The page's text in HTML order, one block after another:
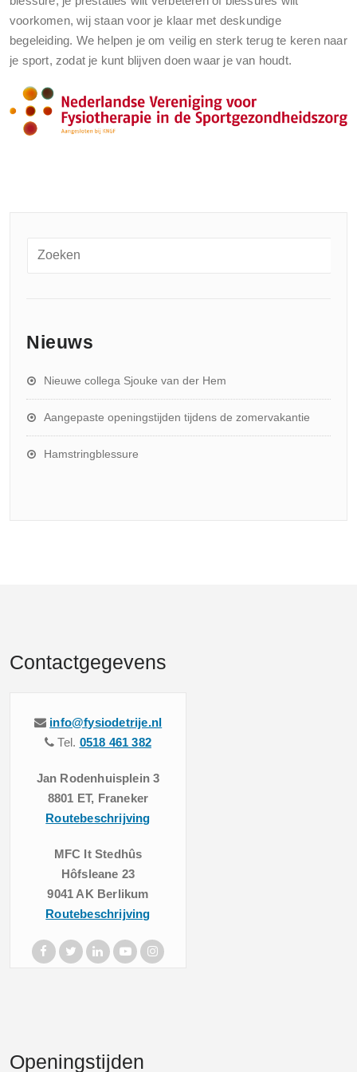
voorkomen, wij staan voor je klaar met deskundige
begeleiding. We helpen je om veilig en sterk terug te keren naar
je sport, zodat je kunt blijven doen waar je van houdt.
Nieuws
Nieuwe collega Sjouke van der Hem
Aangepaste openingstijden tijdens de zomervakantie
Hamstringblessure
Contactgegevens
info@fysiodetrije.nl
Tel. 0518 461 382
Jan Rodenhuisplein 3
8801 ET, Franeker
Routebeschrijving
MFC It Stedhûs
Hôfsleane 23
9041 AK Berlikum
Routebeschrijving
Openingstijden